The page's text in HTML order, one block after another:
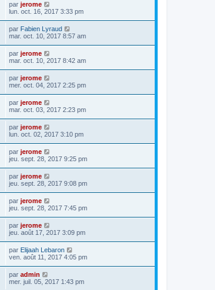
par jerome
lun. oct. 16, 2017 3:33 pm
par Fabien Lyraud
mar. oct. 10, 2017 8:57 am
par jerome
mar. oct. 10, 2017 8:42 am
par jerome
mer. oct. 04, 2017 2:25 pm
par jerome
mar. oct. 03, 2017 2:23 pm
par jerome
lun. oct. 02, 2017 3:10 pm
par jerome
jeu. sept. 28, 2017 9:25 pm
par jerome
jeu. sept. 28, 2017 9:08 pm
par jerome
jeu. sept. 28, 2017 7:45 pm
par jerome
jeu. août 17, 2017 3:09 pm
par Elijaah Lebaron
ven. août 11, 2017 4:05 pm
par admin
mer. juil. 05, 2017 1:43 pm